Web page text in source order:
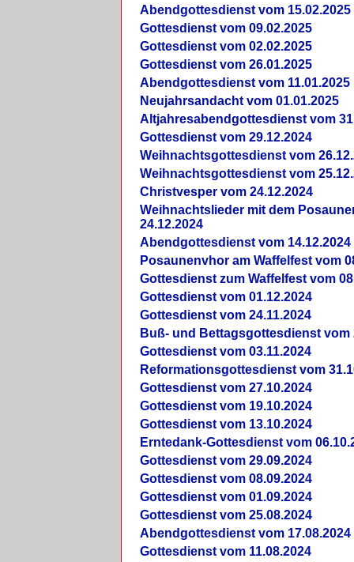
Abendgottesdienst vom 15.02.2025
Gottesdienst vom 09.02.2025
Gottesdienst vom 02.02.2025
Gottesdienst vom 26.01.2025
Abendgottesdienst vom 11.01.2025
Neujahrsandacht vom 01.01.2025
Altjahresabendgottesdienst vom
Gottesdienst vom 29.12.2024
Weihnachtsgottesdienst vom
Weihnachtsgottesdienst vom
Christvesper vom 24.12.2024
Weihnachtslieder mit dem
24.12.2024
Abendgottesdienst vom 14.12.2024
Posaunenvhor am Waffelfest vom
Gottesdienst zum Waffelfest vom
Gottesdienst vom 01.12.2024
Gottesdienst vom 24.11.2024
Buß- und Bettagsgottesdienst vom
Gottesdienst vom 03.11.2024
Reformationsgottesdienst vom
Gottesdienst vom 27.10.2024
Gottesdienst vom 19.10.2024
Gottesdienst vom 13.10.2024
Erntedank-Gottesdienst vom
Gottesdienst vom 29.09.2024
Gottesdienst vom 08.09.2024
Gottesdienst vom 01.09.2024
Gottesdienst vom 25.08.2024
Abendgottesdienst vom 17.08.2024
Gottesdienst vom 11.08.2024